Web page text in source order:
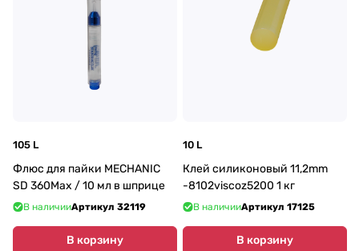
105 L
Флюс для пайки MECHANIC
SD 360Max / 10 мл в шприце
В наличииАртикул 32119
В корзину
10 L
Клей силиконовый 11,2mm
-8102viscoz5200 1 кг
В наличииАртикул 17125
В корзину